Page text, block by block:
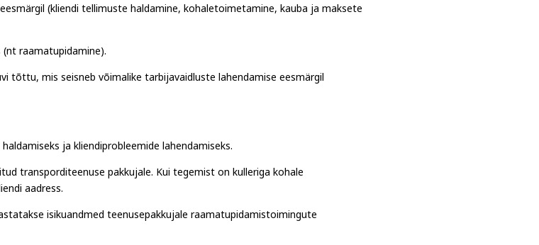
(kliendi tellimuste haldamine, kohaletoimetamine, kauba ja maksete
raamatupidamine).
mis seisneb võimalike tarbijavaidluste lahendamise eesmärgil
ja kliendiprobleemide lahendamiseks.
transporditeenuse pakkujale. Kui tegemist on kulleriga kohale
aadress.
isikuandmed teenusepakkujale raamatupidamistoimingute